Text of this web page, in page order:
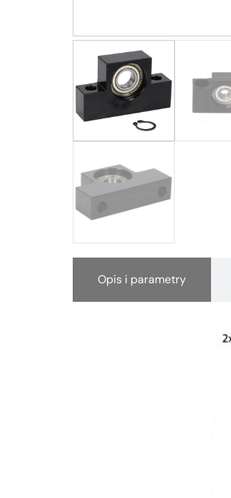
Opis i parametry